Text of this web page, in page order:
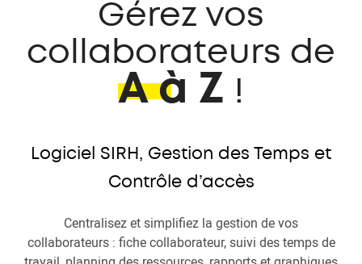
Gérez vos
collaborateurs de
A à Z !
Logiciel SIRH, Gestion des Temps et
Contrôle d’accès
Centralisez et simplifiez la gestion de vos
collaborateurs : fiche collaborateur, suivi des temps de